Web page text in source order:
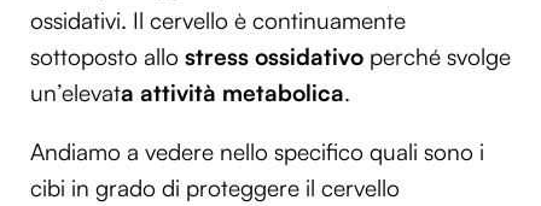
ossidativi. Il cervello è continuamente
sottoposto allo stress ossidativo perché svolge
un’elevata attività metabolica.
Andiamo a vedere nello specifico quali sono i
cibi in grado di proteggere il cervello